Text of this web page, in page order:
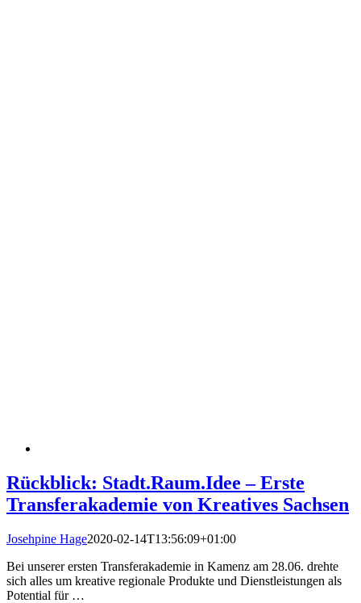
Rückblick: Stadt.Raum.Idee – Erste
Transferakademie von Kreatives Sachsen
Josehpine Hage2020-02-14T13:56:09+01:00
Bei unserer ersten Transferakademie in Kamenz am 28.06. drehte
sich alles um kreative regionale Produkte und Dienstleistungen als
Potential für …